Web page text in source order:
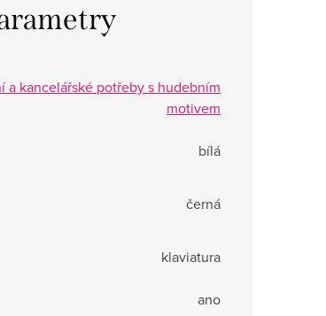
a kancelářské potřeby s hudebním
motivem
bílá
černá
klaviatura
ano